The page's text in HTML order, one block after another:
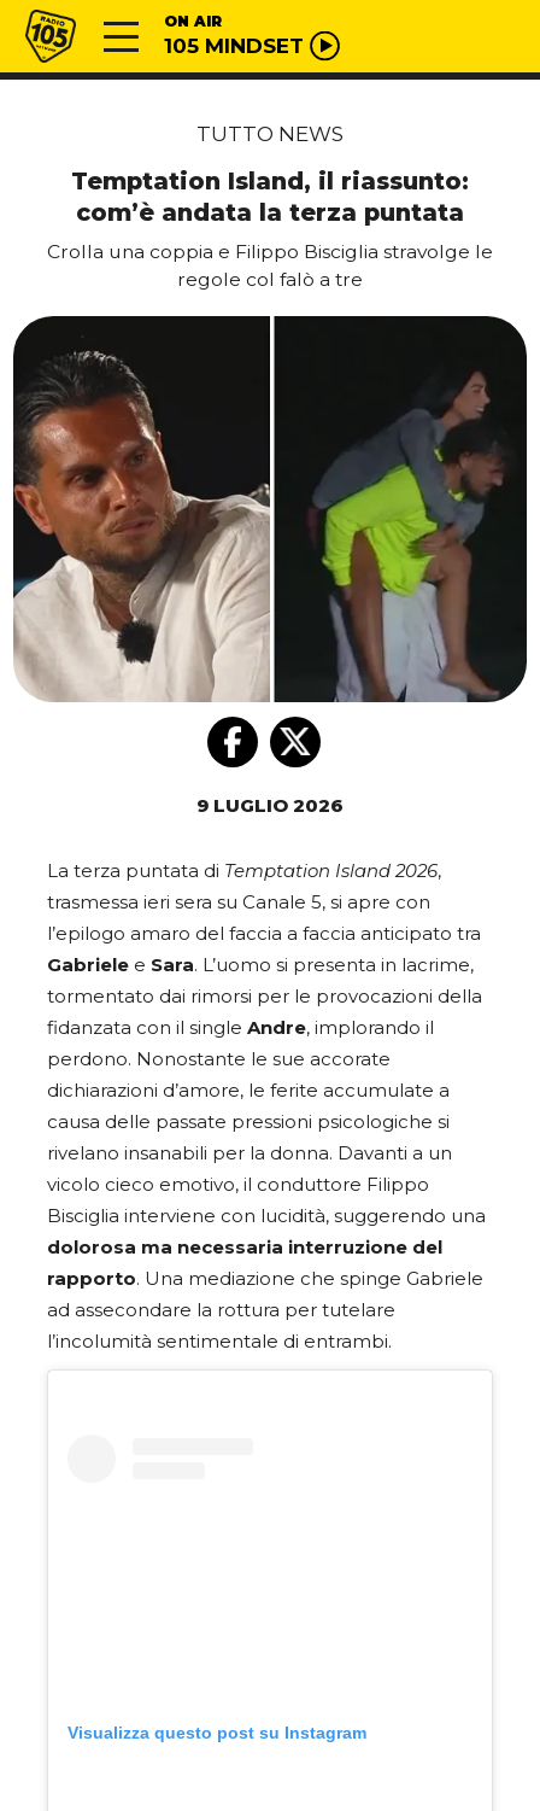
Vai al contenuto
Radio 105 ON AIR
105 MINDSET
TUTTO NEWS
Temptation Island, il riassunto:
com’è andata la terza puntata
Crolla una coppia e Filippo Bisciglia stravolge le
regole col falò a tre
9 LUGLIO 2026
La terza puntata di Temptation Island 2026,
trasmessa ieri sera su Canale 5, si apre con
l’epilogo amaro del faccia a faccia anticipato tra
Gabriele e Sara. L’uomo si presenta in lacrime,
tormentato dai rimorsi per le provocazioni della
fidanzata con il single Andre, implorando il
perdono. Nonostante le sue accorate
dichiarazioni d’amore, le ferite accumulate a
causa delle passate pressioni psicologiche si
rivelano insanabili per la donna. Davanti a un
vicolo cieco emotivo, il conduttore Filippo
Bisciglia interviene con lucidità, suggerendo una
dolorosa ma necessaria interruzione del
rapporto. Una mediazione che spinge Gabriele
ad assecondare la rottura per tutelare
l’incolumità sentimentale di entrambi.
Visualizza questo post su Instagram